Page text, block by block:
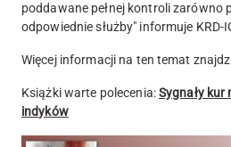
poddawane pełnej kontroli zarówno
odpowiednie służby" informuje KRD-
Więcej informacji na ten temat
Książki warte polecenia:Sygnały kur
indyków